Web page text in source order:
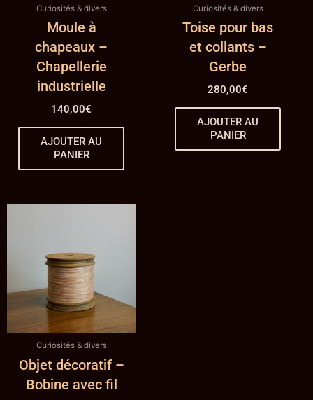
Curiosités & divers
Moule à
chapeaux –
Chapellerie
industrielle
140,00€
AJOUTER AU
PANIER
Curiosités & divers
Toise pour bas
et collants –
Gerbe
280,00€
AJOUTER AU
PANIER
Curiosités & divers
Objet décoratif –
Bobine avec fil